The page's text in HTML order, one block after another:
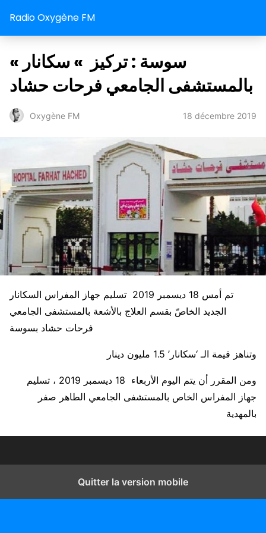
Radio Oxygène FM
سوسة : تركيز » سكانار »
بالمستشفى الجامعي فرحات حشاد
Oxygène FM 18 décembre 2019
تم أمس 18 ديسمبر 2019 تسليم جهاز المفراس السكانار
الجديد الخاصّ بقسم العلاج بالأشعة بالمستشفى الجامعي
فرحات حشاد بسوسة
وتناهز قيمة الـ ‘سكانار’ 1.5 مليون دينار
ومن المقرر أن يتم اليوم الأربعاء 18 ديسمبر 2019 ، تسليم
جهاز المفراس الخاص بالمستشفى الجامعي الطاهر صفر
بالمهدية
Quitter la version mobile